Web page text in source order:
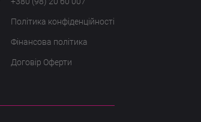
Політика конфіденційності
Фінансова політика
Договір Оферти